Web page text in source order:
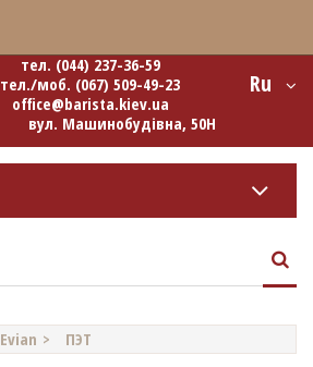
Ru
тел. (044) 237-36-59
тел./моб. (067) 509-49-23
office@barista.kiev.ua
вул. Машинобудівна, 50Н
Evian ПЭТ